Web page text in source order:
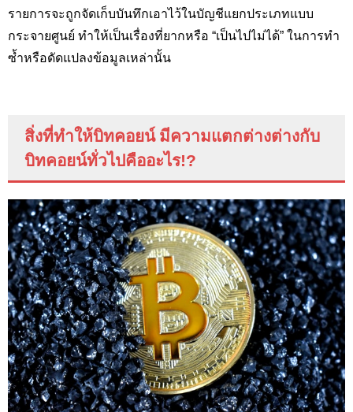
รายการจะถูกจัดเก็บบันทึกเอาไว้ในบัญชีแยกประเภทแบบ
กระจายศูนย์ ทำให้เป็นเรื่องที่ยากหรือ “เป็นไปไม่ได้” ในการทำ
ซ้ำหรือดัดแปลงข้อมูลเหล่านั้น
สิ่งที่ทำให้บิทคอยน์ มีความแตกต่างต่างกับ
บิทคอยน์ทั่วไปคืออะไร!?